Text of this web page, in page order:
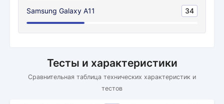
Samsung Galaxy A11 34
Тесты и характеристики
Сравнительная таблица технических характеристик и
тестов